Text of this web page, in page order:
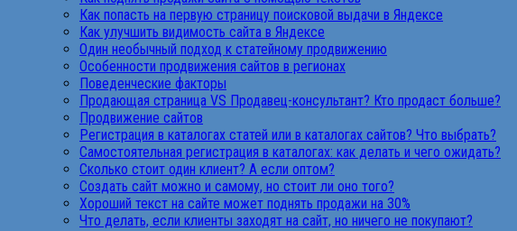
Как попасть на первую страницу поисковой выдачи в Яндексе
Как улучшить видимость сайта в Яндексе
Один необычный подход к статейному продвижению
Особенности продвижения сайтов в регионах
Поведенческие факторы
Продающая страница VS Продавец-консультант? Кто продаст больше?
Продвижение сайтов
Регистрация в каталогах статей или в каталогах сайтов? Что выбрать?
Самостоятельная регистрация в каталогах: как делать и чего ожидать?
Сколько стоит один клиент? А если оптом?
Создать сайт можно и самому, но стоит ли оно того?
Хороший текст на сайте может поднять продажи на 30%
Что делать, если клиенты заходят на сайт, но ничего не покупают?